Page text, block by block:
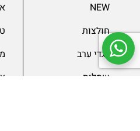
NEW
חולצות
בגדי ערב
שמלות